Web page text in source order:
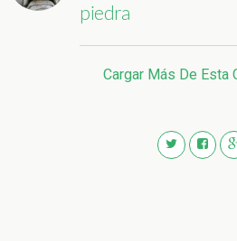
piedra
Cargar Más De Esta